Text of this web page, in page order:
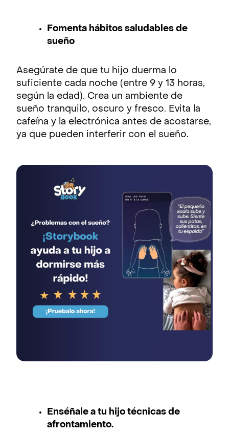
Fomenta hábitos saludables de
sueño
Asegúrate de que tu hijo duerma lo
suficiente cada noche (entre 9 y 13 horas,
según la edad). Crea un ambiente de
sueño tranquilo, oscuro y fresco. Evita la
cafeína y la electrónica antes de acostarse,
ya que pueden interferir con el sueño.
Enséñale a tu hijo técnicas de
afrontamiento.